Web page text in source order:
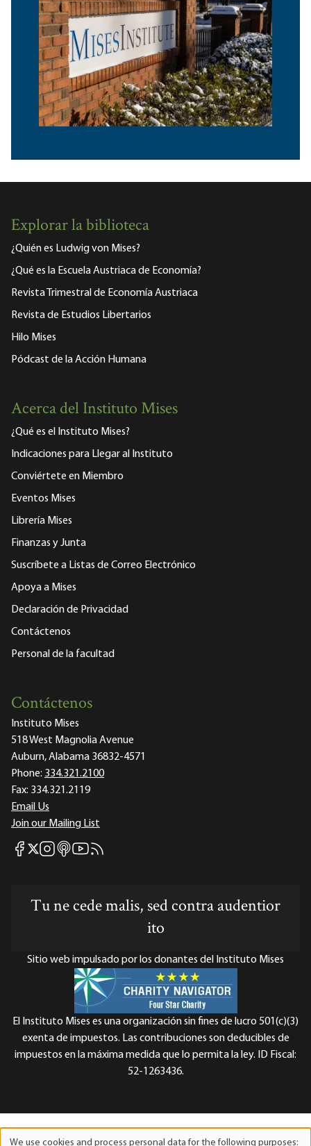
Explorar la biblioteca
¿Quién es Ludwig von Mises?
¿Qué es la Escuela Austriaca de Economía?
Revista Trimestral de Economía Austriaca
Revista de Estudios Libertarios
Hilo Mises
Pódcast de la Acción Humana
Acerca del Instituto Mises
¿Qué es el Instituto Mises?
Indicaciones para Llegar al Instituto
Conviértete en Miembro
Eventos Mises
Librería Mises
Finanzas y Junta
Suscríbete a Listas de Correo Electrónico
Apoya a Mises
Declaración de Privacidad
Contáctenos
Personal de la facultad
Contáctenos
Instituto Mises
518 West Magnolia Avenue
Auburn, Alabama 36832-4571
Phone: 334.321.2100
Fax: 334.321.2119
Email Us
Join our Mailing List
Mises Facebook
Mises X
Mises Instagram
Mises itunes
Mises Youtube
Mises RSS feed
Tu ne cede malis, sed contra audentior
ito
Sitio web impulsado por los donantes del Instituto Mises
El Instituto Mises es una organización sin fines de lucro 501(c)(3)
exenta de impuestos. Las contribuciones son deducibles de
impuestos en la máxima medida que lo permita la ley. ID Fiscal:
52-1263436.
We use cookies and process personal data for the following purposes: